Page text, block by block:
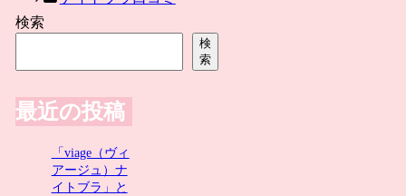
検索
検
索
最近の投稿
「viage（ヴィ
アージュ）ナ
イトブラ」と